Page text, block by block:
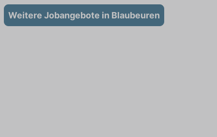
Weitere Jobangebote in Blaubeuren